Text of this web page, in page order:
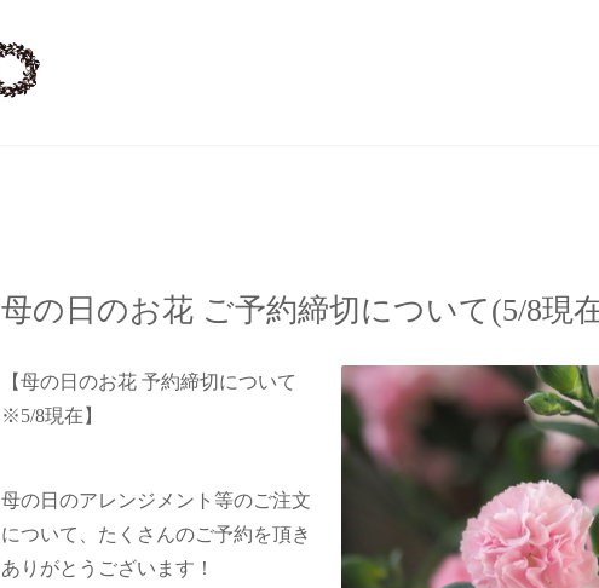
母の日のお花 ご予約締切について(5/8現
【母の日のお花 予約締切について
※5/8現在】
母の日のアレンジメント等のご注文
について、たくさんのご予約を頂き
ありがとうございます！